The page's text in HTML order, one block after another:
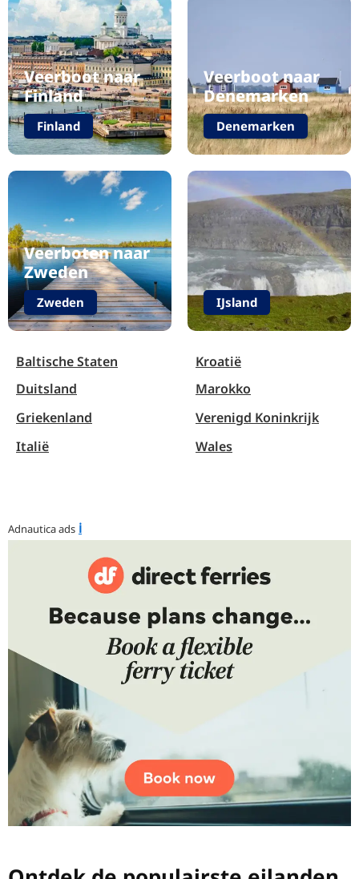
Veerboot naar
Finland
Finland
Veerboten naar
Zweden
Zweden
Veerboot naar
Denemarken
Denemarken
IJsland
Baltische Staten
Duitsland
Griekenland
Italië
Kroatië
Marokko
Verenigd Koninkrijk
Wales
Adnautica ads ℹ︎